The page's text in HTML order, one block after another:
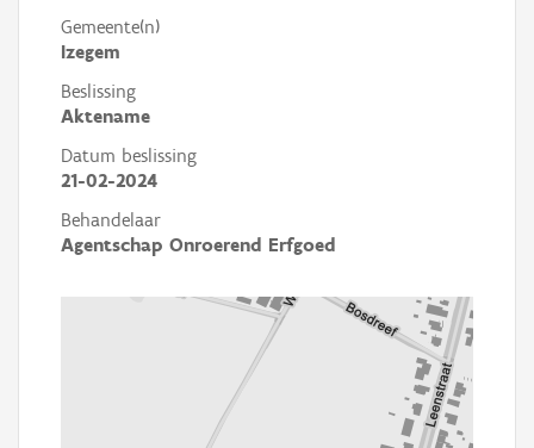
Gemeente(n)
Izegem
Beslissing
Aktename
Datum beslissing
21-02-2024
Behandelaar
Agentschap Onroerend Erfgoed